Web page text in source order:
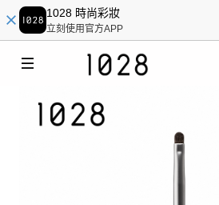
1028 時尚彩妝
立刻使用官方APP